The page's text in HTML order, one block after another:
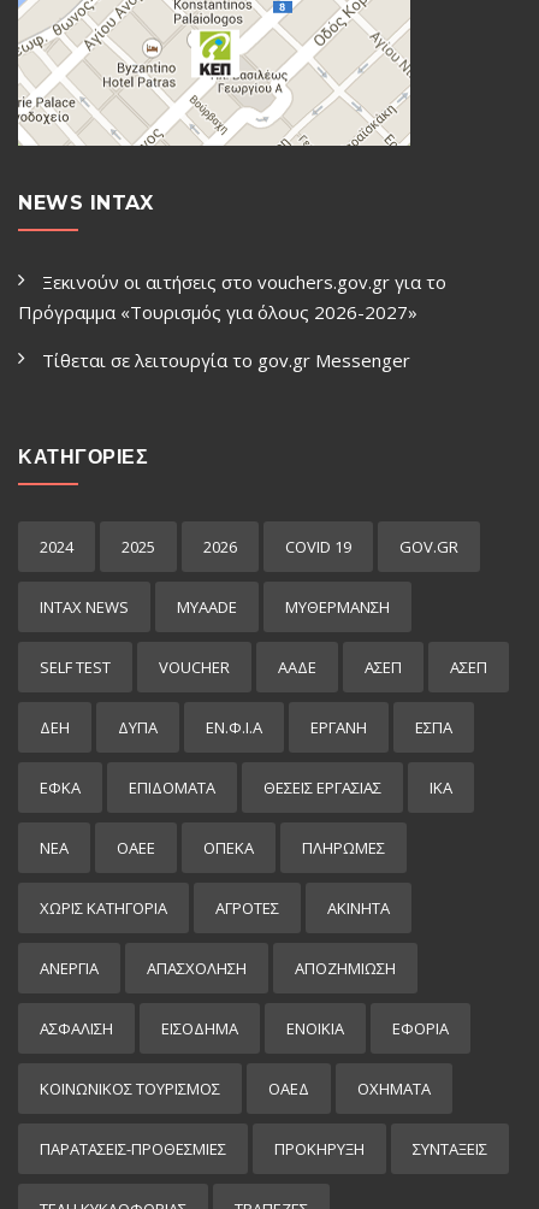
NEWS INTAX
Ξεκινούν οι αιτήσεις στο vouchers.gov.gr για το
Πρόγραμμα «Τουρισμός για όλους 2026-2027»
Τίθεται σε λειτουργία το gov.gr Μessenger
ΚΑΤΗΓΟΡΙΕΣ
2024 2025 2026 COVID 19 GOV.GR
INTAX NEWS MYAADE MYΘΈΡΜΑΝΣΗ
SELF TEST VOUCHER ΑΑΔΕ ΑΣΕΠ ΑΣΕΠ
ΔΕΗ ΔΥΠΑ ΕΝ.Φ.Ι.Α ΕΡΓΑΝΗ ΕΣΠΑ
ΕΦΚΑ ΕΠΙΔΌΜΑΤΑ ΘΕΣΕΙΣ ΕΡΓΑΣΙΑΣ ΙΚΑ
ΝΕΑ ΟΑΕΕ ΟΠΕΚΑ ΠΛΗΡΩΜΕΣ
ΧΩΡΊΣ ΚΑΤΗΓΟΡΊΑ ΑΓΡΟΤΕΣ ΑΚΙΝΗΤΑ
ΑΝΕΡΓΙΑ ΑΠΑΣΧΟΛΗΣΗ ΑΠΟΖΗΜΙΩΣΗ
ΑΣΦΑΛΙΣΗ ΕΙΣΌΔΗΜΑ ΕΝΟΙΚΙΑ ΕΦΟΡΙΑ
ΚΟΙΝΩΝΙΚΟΣ ΤΟΥΡΙΣΜΟΣ ΟΑΕΔ ΟΧΗΜΑΤΑ
ΠΑΡΑΤΑΣΕΙΣ-ΠΡΟΘΕΣΜΙΕΣ ΠΡΟΚΉΡΥΞΗ ΣΥΝΤΑΞΕΙΣ